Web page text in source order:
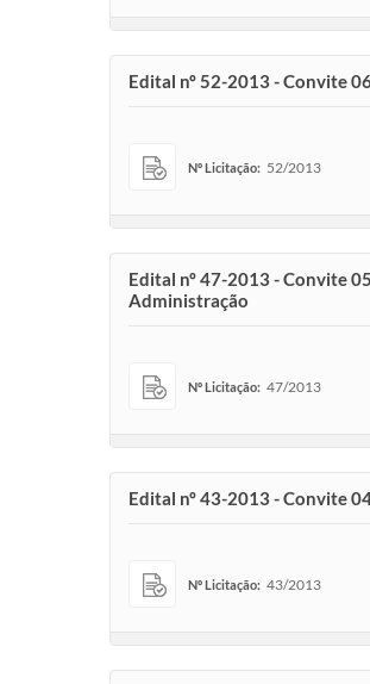
Edital nº 52-2013 - Convite
Nº Licitação: 52/2013
Edital nº 47-2013 - Convite
Administração
Nº Licitação: 47/2013
Edital nº 43-2013 - Convite
Nº Licitação: 43/2013